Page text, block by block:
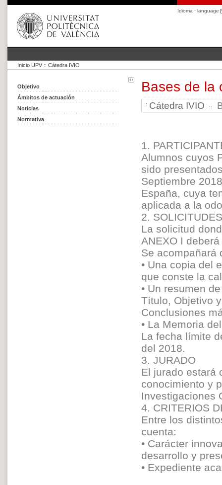
Idioma · language
Inicio UPV :: Cátedra IVIO
Objetivo
Ámbitos de actuación
Noticias
Normativa
Bases de la
Cátedra IVIO
1.
Alumnos cuyos
sido
Septiembre
España, cuya
aplicada a la
2.
La solicitud
ANEXO I
Se acompañará
• Una copia del
que conste la
• Un resumen
Título, Objetivo
Conclusiones
• La Memoria
La fecha límite
del 2018.
3. JURADO
El jurado estará
conocimiento y
Investigaciones
4. CRITERIOS
Entre los
cuenta:
• Carácter
desarrollo y
• Expediente